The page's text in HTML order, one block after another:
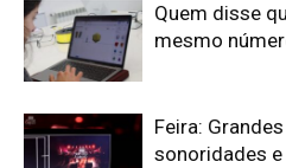
Quem disse
mesmo
Feira:
sonoridades